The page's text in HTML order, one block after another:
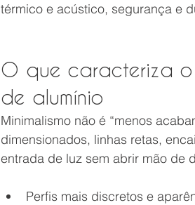
térmico e acústico, segurança e
O que caracteriza o
de alumínio
Minimalismo não é “menos
dimensionados, linhas retas,
entrada de luz sem abrir mão de
Perfis mais discretos e